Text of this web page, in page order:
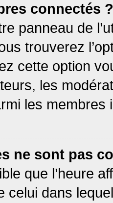
connectés ?
panneau de
trouverez
cette option
les
les membres
ne sont pas
que l’heure
celui dans